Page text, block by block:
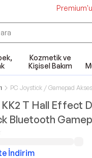
Kozmetik ve
Kişisel Bakım
PC Joystick / Gamepad
KK2 T Hall Effect
Bluetooth
İndirim